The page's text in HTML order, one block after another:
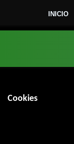
INICIO
Cookies